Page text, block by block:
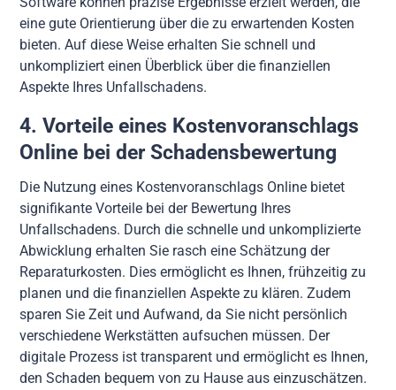
eine gute Orientierung über die zu erwartenden Kosten
bieten. Auf diese Weise erhalten Sie schnell und
unkompliziert einen Überblick über die finanziellen
Aspekte Ihres Unfallschadens.
4. Vorteile eines Kostenvoranschlags
Online bei der Schadensbewertung
Die Nutzung eines Kostenvoranschlags Online bietet
signifikante Vorteile bei der Bewertung Ihres
Unfallschadens. Durch die schnelle und unkomplizierte
Abwicklung erhalten Sie rasch eine Schätzung der
Reparaturkosten. Dies ermöglicht es Ihnen, frühzeitig zu
planen und die finanziellen Aspekte zu klären. Zudem
sparen Sie Zeit und Aufwand, da Sie nicht persönlich
verschiedene Werkstätten aufsuchen müssen. Der
digitale Prozess ist transparent und ermöglicht es Ihnen,
den Schaden bequem von zu Hause aus einzuschätzen.